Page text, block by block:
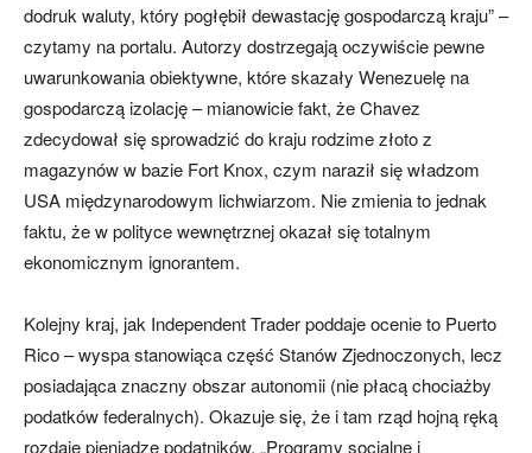
dodruk waluty, który pogłębił dewastację gospodarczą kraju” –
czytamy na portalu. Autorzy dostrzegają oczywiście pewne
uwarunkowania obiektywne, które skazały Wenezuelę na
gospodarczą izolację – mianowicie fakt, że Chavez
zdecydował się sprowadzić do kraju rodzime złoto z
magazynów w bazie Fort Knox, czym naraził się władzom
USA międzynarodowym lichwiarzom. Nie zmienia to jednak
faktu, że w polityce wewnętrznej okazał się totalnym
ekonomicznym ignorantem.
Kolejny kraj, jak Independent Trader poddaje ocenie to Puerto
Rico – wyspa stanowiąca część Stanów Zjednoczonych, lecz
posiadająca znaczny obszar autonomii (nie płacą chociażby
podatków federalnych). Okazuje się, że i tam rząd hojną ręką
rozdaje pieniądze podatników. „Programy socjalne i